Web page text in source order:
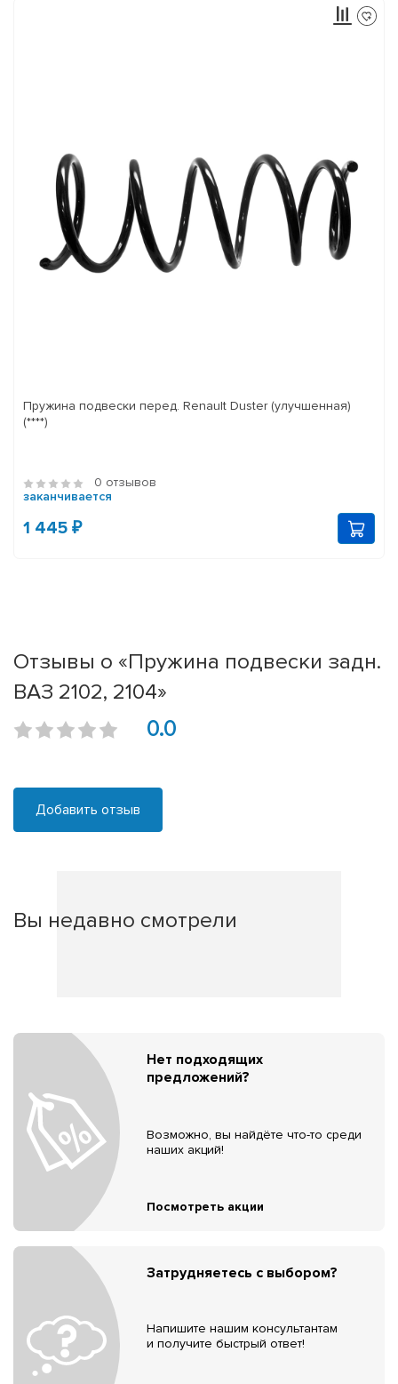
Пружина подвески перед. Renault Duster (улучшенная)
(****)
0 отзывов
заканчивается
1 445 ₽
Отзывы о «Пружина подвески задн.
ВАЗ 2102, 2104»
0.0
Добавить отзыв
Вы недавно смотрели
Нет подходящих
предложений?
Возможно, вы найдёте что-то среди
наших акций!
Посмотреть акции
Затрудняетесь с выбором?
Напишите нашим консультантам
и получите быстрый ответ!